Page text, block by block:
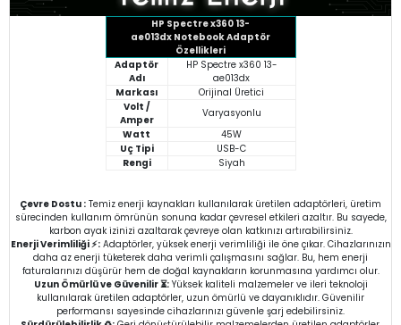
HP Spectre x360 13-
ae013dx Notebook Adaptör
Özellikleri
Adaptör
Adı
HP Spectre x360 13-
ae013dx
Markası
Orijinal Üretici
Volt /
Amper
Varyasyonlu
Watt
45W
Uç Tipi
USB-C
Rengi
Siyah
Çevre Dostu : Temiz enerji kaynakları kullanılarak üretilen adaptörleri, üretim
sürecinden kullanım ömrünün sonuna kadar çevresel etkileri azaltır. Bu sayede,
karbon ayak izinizi azaltarak çevreye olan katkınızı artırabilirsiniz.
Enerji Verimliliği ⚡:Adaptörler, yüksek enerji verimliliği ile öne çıkar. Cihazlarınızın
daha az enerji tüketerek daha verimli çalışmasını sağlar. Bu, hem enerji
faturalarınızı düşürür hem de doğal kaynakların korunmasına yardımcı olur.
Uzun Ömürlü ve Güvenilir ⏳:Yüksek kaliteli malzemeler ve ileri teknoloji
kullanılarak üretilen adaptörler, uzun ömürlü ve dayanıklıdır. Güvenilir
performansı sayesinde cihazlarınızı güvenle şarj edebilirsiniz.